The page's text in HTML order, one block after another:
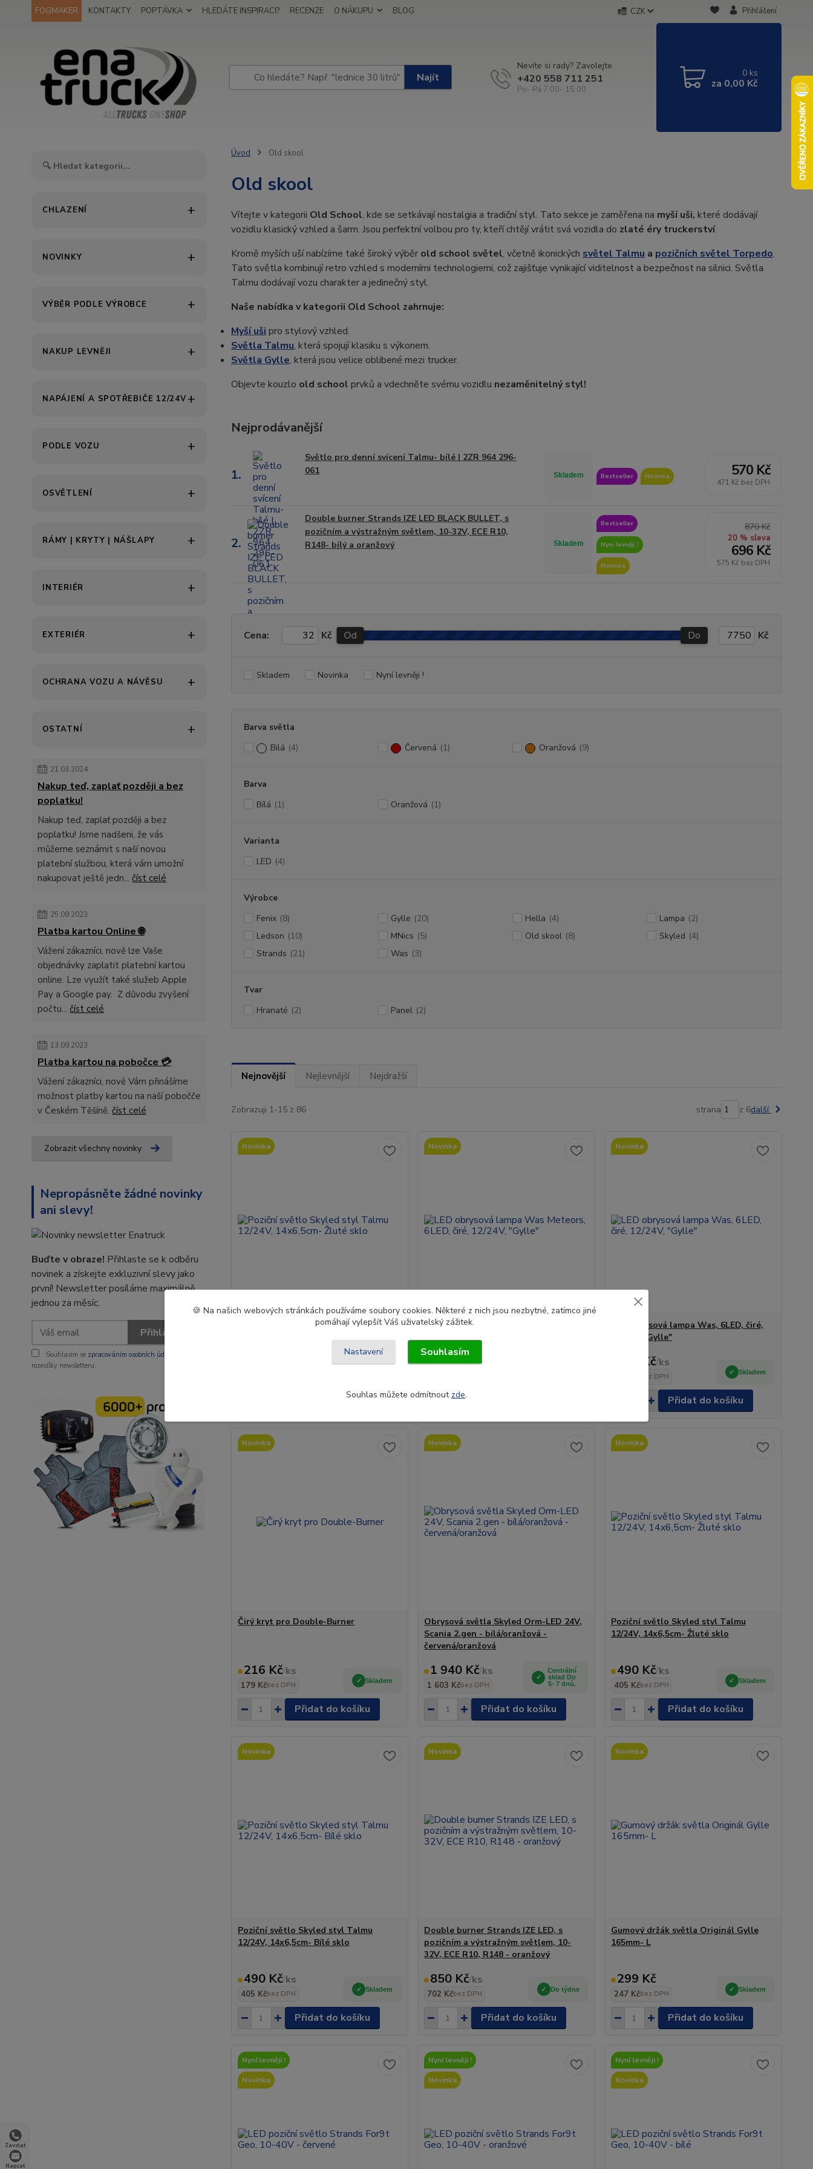
Zavolat
Napsat
FOGMAKER KONTAKTY POPTÁVKA HLEDÁTE INSPIRACI? RECENZE O NÁKUPU BLOG CZK Přihlášení
Najít
Nevíte si rady? Zavolejte.
+420 558 711 251
Po- Pá 7:00- 15:00
0 ks
za 0,00 Kč
CHLAZENÍ
NOVINKY
VÝBĚR PODLE VÝROBCE
NAKUP LEVNĚJI
NAPÁJENÍ A SPOTŘEBIČE 12/24V
PODLE VOZU
OSVĚTLENÍ
RÁMY | KRYTY | NÁŠLAPY
INTERIÉR
EXTERIÉR
OCHRANA VOZU A NÁVĚSU
OSTATNÍ
21.03.2024
Nakup teď, zaplať později a bez
poplatku!
Nakup teď, zaplať později a bez
poplatku! Jsme nadšeni, že vás
můžeme seznámit s naší novou
platební službou, která vám umožní
nakupovat ještě jedn... číst celé
25.09.2023
Platba kartou Online 🌐
Vážení zákazníci, nově lze Vaše
objednávky zaplatit platební kartou
online. Lze využít také služeb Apple
Pay a Google pay. Z důvodu zvyšení
počtu... číst celé
13.09.2023
Platba kartou na pobočce 💳
Vážení zákazníci, nově Vám přinášíme
možnost platby kartou na naší pobočče
v Českém Těšíně. číst celé
Zobrazit všechny novinky
Nepropásněte žádné novinky
ani slevy!
Buďte v obraze! Přihlaste se k odběru
novinek a získejte exkluzivní slevy jako
první! Newsletter posíláme maximálně
jednou za měsíc.
Přihlásit se
Souhlasím se zpracováním osobních údajů
rozesílky newsletteru.
Úvod Old skool
Old skool
Vítejte v kategorii Old School, kde se setkávají nostalgia a tradiční styl. Tato sekce je zaměřena na myší uši, které dodávají
vozidlu klasický vzhled a šarm. Jsou perfektní volbou pro ty, kteří chtějí vrátit svá vozidla do zlaté éry truckerství.
Kromě myších uší nabízíme také široký výběr old school světel, včetně ikonických světel Talmu a pozičních světel Torpedo.
Tato světla kombinují retro vzhled s moderními technologiemi, což zajišťuje vynikající viditelnost a bezpečnost na silnici. Světla
Talmu dodávají vozu charakter a jedinečný styl.
Naše nabídka v kategorii Old School zahrnuje:
Myší uši pro stylový vzhled.
Světla Talmu, která spojují klasiku s výkonem.
Světla Gylle, která jsou velice oblibené mezi trucker.
Objevte kouzlo old school prvků a vdechněte svému vozidlu nezaměnitelný styl!
Nejprodávanější
1.
Světlo pro denní svícení Talmu- bílé | 2ZR 964 296-
061
Skladem Bestseller Novinka 570 Kč
471 Kč bez DPH
2.
Double burner Strands IZE LED BLACK BULLET, s
pozičním a výstražným světlem, 10-32V, ECE R10,
R148- bílý a oranžový
Skladem
Bestseller
Nyní levněji !
Novinka
870 Kč
20 % sleva
696 Kč
575 Kč bez DPH
Cena: Kč Od Do Kč
Skladem Novinka Nyní levněji !
Barva světla
Bilá (4) Červená (1) Oranžová (9)
Barva
Bílá (1) Oranžová (1)
Varianta
LED (4)
Výrobce
Fenix (8) Gylle (20) Hella (4) Lampa (2)
Ledson (10) MNics (5) Old skool (8) Skyled (4)
Strands (21) Was (3)
Tvar
Hranaté (2) Panel (2)
Nejnovější Nejlevnější Nejdražší
Zobrazuji 1-15 z 86 strana z 6další
Novinka
Poziční světlo Skyled styl Talmu
12/24V, 14x6,5cm- Žluté sklo
Přidat do košíku
Novinka
LED obrysová lampa Was Meteors,
6LED, čiré, 12/24V, "Gylle"
584 Kč/ks
Novinka
LED obrysová lampa Was, 6LED, čiré,
12/24V, "Gylle"
412 Kč/ks
bez DPH
Skladem
Přidat do košíku
Novinka
Čirý kryt pro Double-Burner
216 Kč/ks
179 Kčbez DPH
Skladem
Přidat do košíku
Novinka
Obrysová světla Skyled Orm-LED 24V,
Scania 2.gen - bílá/oranžová -
červená/oranžová
1 940 Kč/ks
1 603 Kčbez DPH
Centrální
sklad Do
5- 7 dnů.
Přidat do košíku
Novinka
Poziční světlo Skyled styl Talmu
12/24V, 14x6,5cm- Žluté sklo
490 Kč/ks
405 Kčbez DPH
Skladem
Přidat do košíku
Novinka
Poziční světlo Skyled styl Talmu
12/24V, 14x6,5cm- Bílé sklo
490 Kč/ks
405 Kčbez DPH
Skladem
Přidat do košíku
Novinka
Double burner Strands IZE LED, s
pozičním a výstražným světlem, 10-
32V, ECE R10, R148 - oranžový
850 Kč/ks
702 Kčbez DPH
Do týdne
Přidat do košíku
Novinka
Gumový držák světla Originál Gylle
165mm- L
299 Kč
247 Kčbez DPH
Skladem
Přidat do košíku
Nyní levněji !
Novinka
Nyní levněji !
Novinka
Nyní levněji !
Novinka
🍪 Na našich webových stránkách používáme soubory cookies. Některé z nich jsou nezbytné, zatímco jiné
pomáhají vylepšít Váš uživatelský zážitek.
Nastavení Souhlasím
Souhlas můžete odmítnout zde.